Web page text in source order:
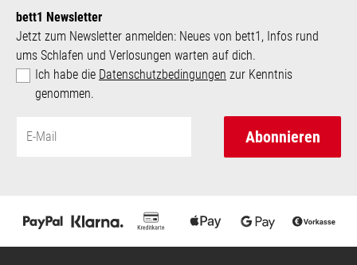
bett1 Newsletter
Jetzt zum Newsletter anmelden: Neues von bett1, Infos rund
ums Schlafen und Verlosungen warten auf dich.
Ich habe die Datenschutzbedingungen zur Kenntnis
genommen.
Abonnieren